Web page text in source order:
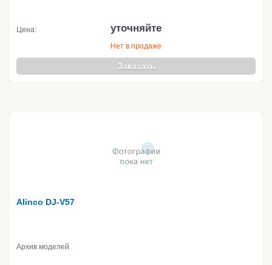
Цена: уточняйте
Нет в продаже
Заказать
Alinco DJ-V57
Архив моделей